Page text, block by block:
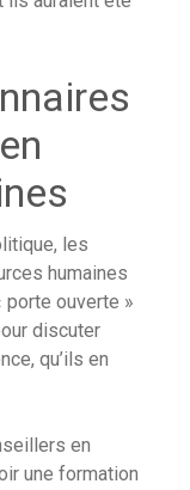
les
humaines
porte ouverte »
discuter
qu’ils en
en
une formation